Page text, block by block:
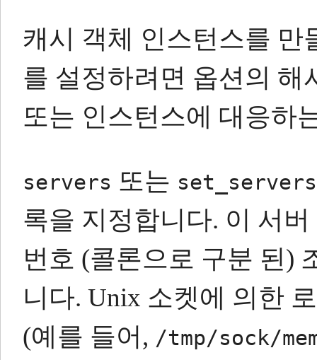
캐시 객체 인스턴스를 만
를 설정하려면 옵션의 해
또는 인스턴스에 대응하
servers 또는
록을 지정합니다. 이 서
번호 (콜론으로 구분 된)
니다. Unix 소켓에 의한
(예를 들어, /tmp/sock/